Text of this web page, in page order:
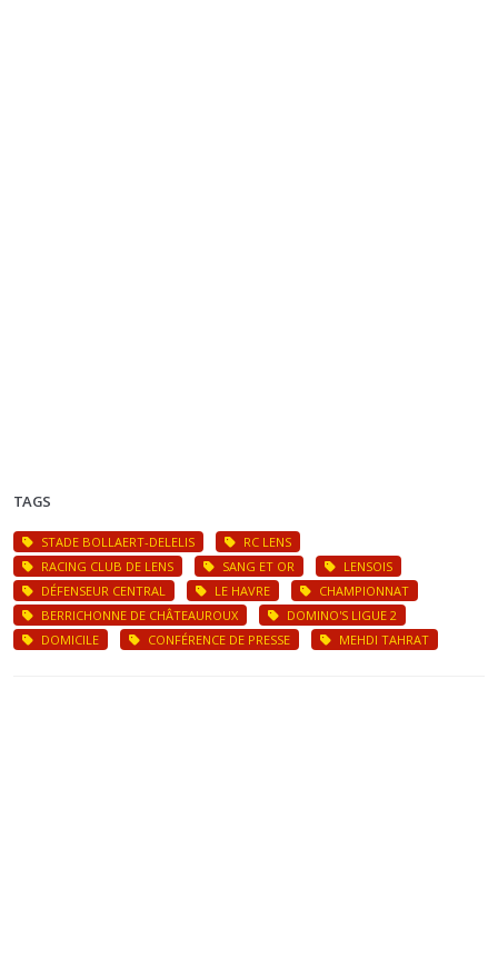
TAGS
STADE BOLLAERT-DELELIS
RC LENS
RACING CLUB DE LENS
SANG ET OR
LENSOIS
DÉFENSEUR CENTRAL
LE HAVRE
CHAMPIONNAT
BERRICHONNE DE CHÂTEAUROUX
DOMINO'S LIGUE 2
DOMICILE
CONFÉRENCE DE PRESSE MEHDI TAHRAT